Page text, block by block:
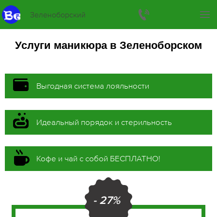
Зеленоборский
Услуги маникюра в Зеленоборском
Выгодная система лояльности
Идеальный порядок и стерильность
Кофе и чай с собой БЕСПЛАТНО!
- 27%